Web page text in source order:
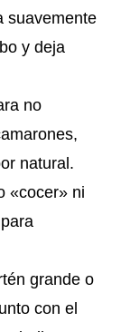
suavemente
y deja
no
natural.
«cocer» ni
grande o
con el